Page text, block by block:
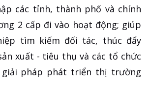
các tỉnh, thành phố và chính
2 cấp đi vào hoạt động; giúp
tìm kiếm đối tác, thúc đẩy
xuất - tiêu thụ và các tổ chức
giải pháp phát triển thị trường